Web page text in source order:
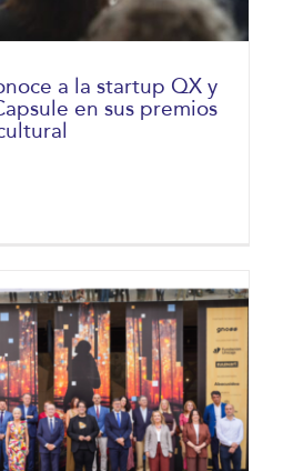
a la startup QX y
en sus premios